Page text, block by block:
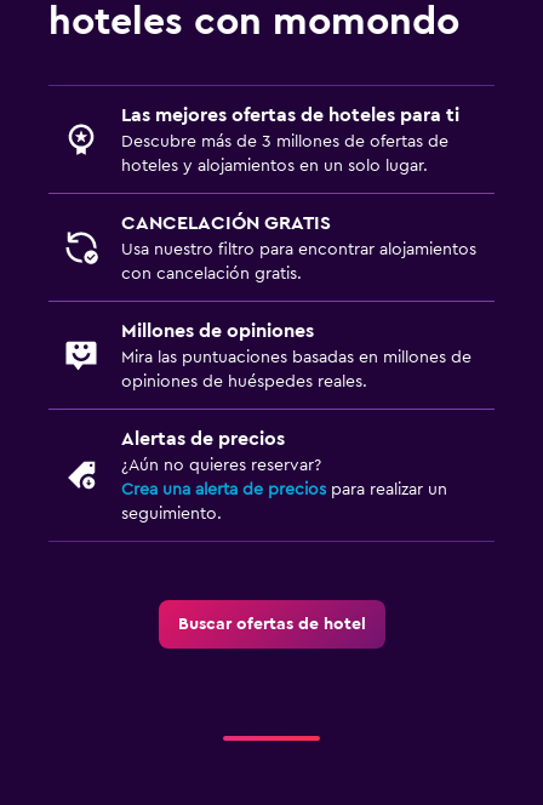
hoteles con momondo
Las mejores ofertas de hoteles para ti
Descubre más de 3 millones de ofertas de
hoteles y alojamientos en un solo lugar.
CANCELACIÓN GRATIS
Usa nuestro filtro para encontrar alojamientos
con cancelación gratis.
Millones de opiniones
Mira las puntuaciones basadas en millones de
opiniones de huéspedes reales.
Alertas de precios
¿Aún no quieres reservar?
Crea una alerta de precios para realizar un
seguimiento.
Buscar ofertas de hotel